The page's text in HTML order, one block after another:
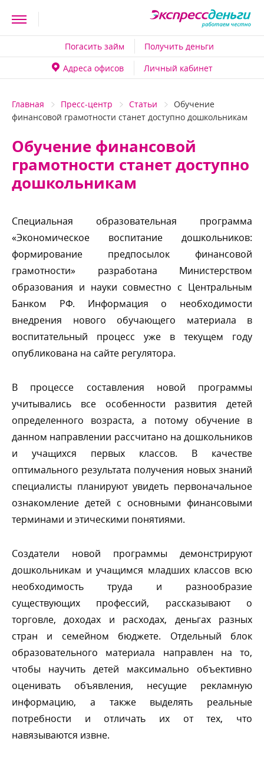
Погасить займ
Получить деньги
Адреса офисо
Личный кабинет
Главная Пресс-центр Статьи
Обучение
финансовой грамотности станет доступно дошкольникам
Обучение финансовой
рамотности станет доступно
дошкольникам
Специальная образовательная программа
«Экономическое воспитание дошкольников:
формирование предпосылок финансовой
рамотности» разработана Министерством
образования и науки совместно с Центральным
Банком РФ. Информация о необходимости
недрения нового обучающего материала
оспитательный процесс уже в текущем году
опубликована на сайте регулятора.
процессе составления новой программы
учитывались все особенности развития детей
определенного возраста, а потому обучение
данном направлении рассчитано на дошкольнико
и учащихся первых классов. В качестве
оптимального результата получения новых знаний
специалисты планируют увидеть первоначальное
ознакомление детей с основными финансовыми
терминами и этическими понятиями.
Создатели новой программы демонстрируют
дошкольникам и учащимся младших классов всю
необходимость труда и разнообразие
существующих профессий, рассказывают о
торговле, доходах и расходах, деньгах разных
стран и семейном бюджете. Отдельный блок
образовательного материала направлен на то,
чтобы научить детей максимально объективно
оценивать объявления, несущие рекламную
информацию, а также выделять реальные
потребности и отличать их от тех, что
навязываются извне.